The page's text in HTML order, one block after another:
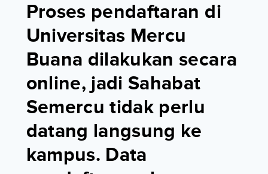
Proses pendaftaran di
Universitas Mercu
Buana dilakukan secara
online, jadi Sahabat
Semercu tidak perlu
datang langsung ke
kampus. Data